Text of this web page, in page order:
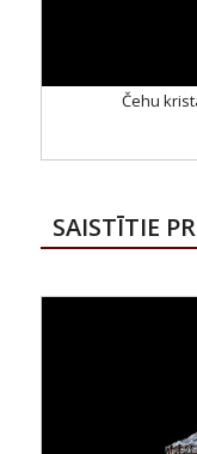
Čehu
SAISTĪTIE